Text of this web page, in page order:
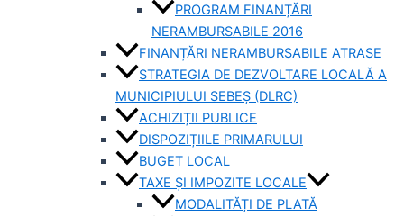
PROGRAM FINANȚĂRI
NERAMBURSABILE 2016
FINANȚĂRI NERAMBURSABILE ATRASE
STRATEGIA DE DEZVOLTARE LOCALĂ A
MUNICIPIULUI SEBEȘ (DLRC)
ACHIZIȚII PUBLICE
DISPOZIȚIILE PRIMARULUI
BUGET LOCAL
TAXE ȘI IMPOZITE LOCALE
MODALITĂȚI DE PLATĂ